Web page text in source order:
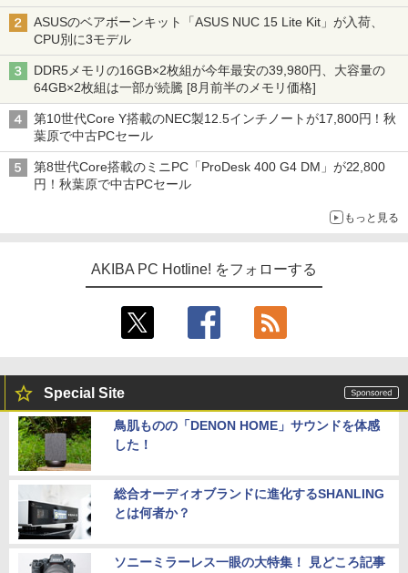
型モニターが9,801円、暑さ指数連動セール ほか
ASUSのベアボーンキット「ASUS NUC 15 Lite Kit」が入荷、
CPU別に3モデル
DDR5メモリの16GB×2枚組が今年最安の39,980円、大容量の
64GB×2枚組は一部が続騰 [8月前半のメモリ価格]
第10世代Core Y搭載のNEC製12.5インチノートが17,800円！秋
葉原で中古PCセール
第8世代Core搭載のミニPC「ProDesk 400 G4 DM」が22,800
円！秋葉原で中古PCセール
もっと見る
AKIBA PC Hotline! をフォローする
Special Site
鳥肌ものの「DENON HOME」サウンドを体感
した！
総合オーディオブランドに進化するSHANLING
とは何者か？
ソニーミラーレス一眼の大特集！ 見どころ記事